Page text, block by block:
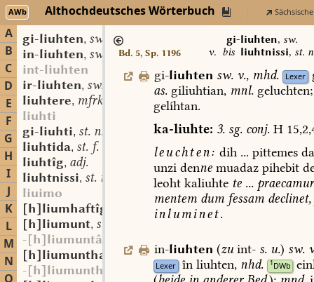
AWb Althochdeutsches Wörterbuch
A
B
C
D
E
F
G
H
I
J
K
L
M
N
gi-liuhten, sw. v.
in-liuhten, sw. v.
int-liuhten
ir-liuhten, sw. v.
liuhtere, mfrk. st. m.
liuhti
gi-liuhti, st. n.
liuhtida, st. f.
liuhtîg, adj.
liuhtnissi, st. n.
liuimo
[h]liumhaftîg
[h]liumunt, st. m. f.
-[h]liumuntâri
[h]liumunthaft
adj.
-[h]liumunthaftî
Bd. 5, Sp. 1196
gi-liuhten, sw.
v. bis liuhtnissi, st.
gi-liuhten sw. v., mhd. Lexer
as.giliuhtian, mnl. geluchten;
gelíhtan.
ka-liuhte: 3.sg.conj.H
leuchten: dih... pittemes
unzidenne muadazpihebit
leohtkaliuhte te... praecamur
mentemdumfessamdeclinet,
inluminet.
in-liuhten (zu int- s. u.) sw.
Lexer înliuhten, nhd. 1DWb